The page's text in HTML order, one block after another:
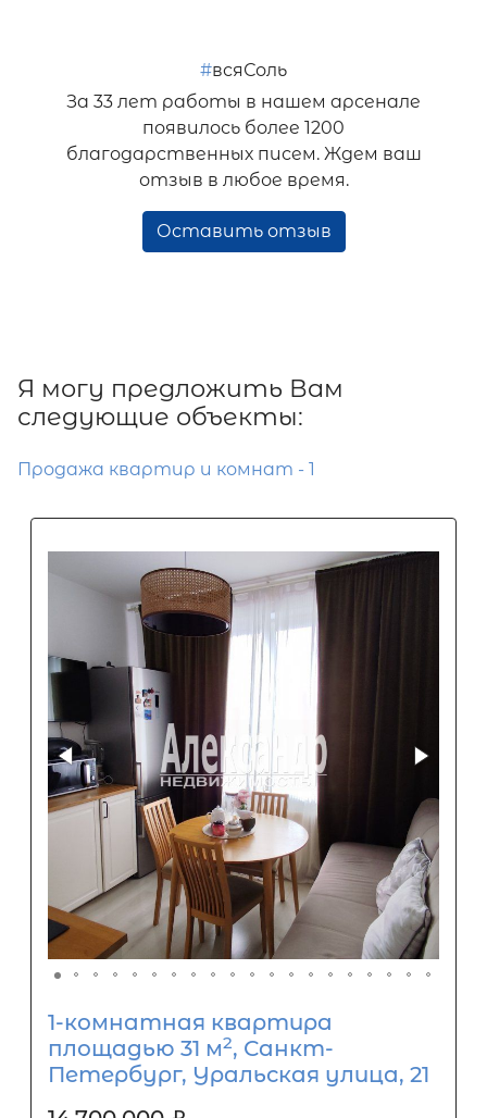
#всяСоль
За 33 лет работы в нашем арсенале
появилось более 1200
благодарственных писем. Ждем ваш
отзыв в любое время.
Оставить отзыв
Я могу предложить Вам
следующие объекты:
Продажа квартир и комнат - 1
1-комнатная квартира
площадью 31 м2, Санкт-
Петербург, Уральская улица, 21